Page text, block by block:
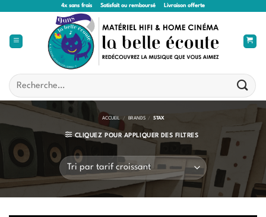
4x sans frais Satisfait ou remboursé Livraison offerte
Recherche
pour :
ACCUEIL / BRANDS / STAX
CLIQUEZ POUR APPLIQUER DES FILTRES